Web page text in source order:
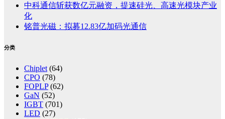
中科通信斩获数亿元融资，提速硅光、高速光模块产业
化
铭普光磁：拟募12.83亿加码光通信
分类
Chiplet (64)
CPO (78)
FOPLP(62)
GaN (52)
IGBT (701)
LED (27)